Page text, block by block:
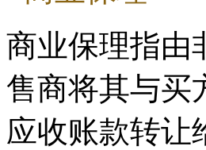
商业保理指由
售商将其与买
应收账款转让